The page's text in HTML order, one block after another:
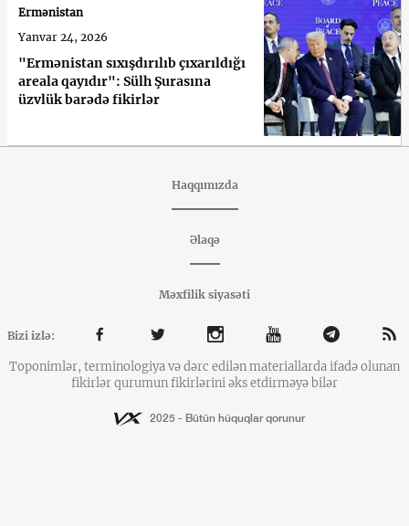
"Ermənistan sıxışdırılıb çıxarıldığı
areala qayıdır": Sülh Şurasına
üzvlük barədə fikirlər
Ermənistan
Yanvar 24, 2026
Haqqımızda
Əlaqə
Məxfilik siyasəti
Bizi izlə:
Toponimlər, terminologiya və dərc edilən materiallarda ifadə olunan
fikirlər qurumun fikirlərini əks etdirməyə bilər
2025 - Bütün hüquqlar qorunur